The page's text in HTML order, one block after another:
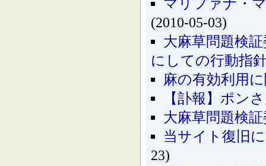
マリファナ・
(2010-05-03)
大麻草問題検
にしての行動指
麻の有効利用
【訃報】ポン
大麻草問題検
当サイト復旧
23)